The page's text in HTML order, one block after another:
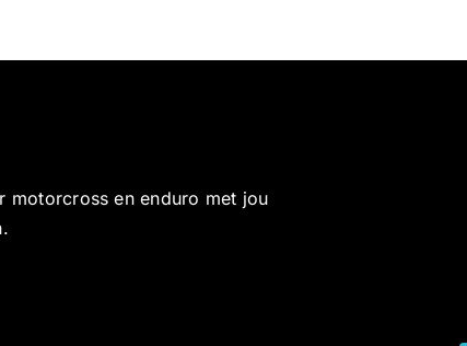
motorcross en enduro met jou